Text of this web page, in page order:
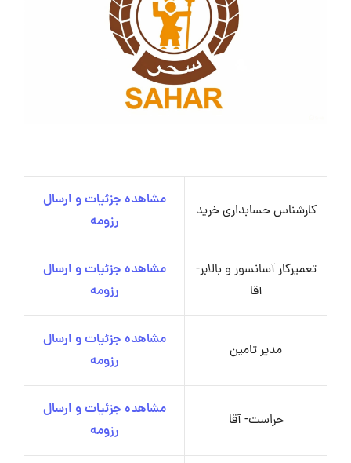
کارشناس حسابداری خرید
مشاهده جزئیات و ارسال
رزومه
تعمیرکار آسانسور و بالابر-
آقا
مشاهده جزئیات و ارسال
رزومه
مدیر تامین
مشاهده جزئیات و ارسال
رزومه
حراست- آقا
مشاهده جزئیات و ارسال
رزومه